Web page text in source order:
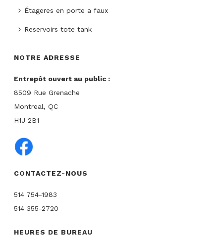
Étageres en porte a faux
Reservoirs tote tank
NOTRE ADRESSE
Entrepôt ouvert au public :
8509 Rue Grenache
Montreal, QC
H1J 2B1
CONTACTEZ-NOUS
514 754-1983
514 355-2720
HEURES DE BUREAU